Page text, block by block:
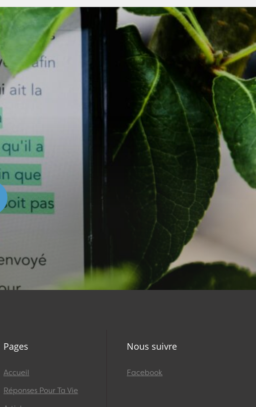
Pages
Accueil
Réponses Pour Ta Vie
Nous suivre
Facebook